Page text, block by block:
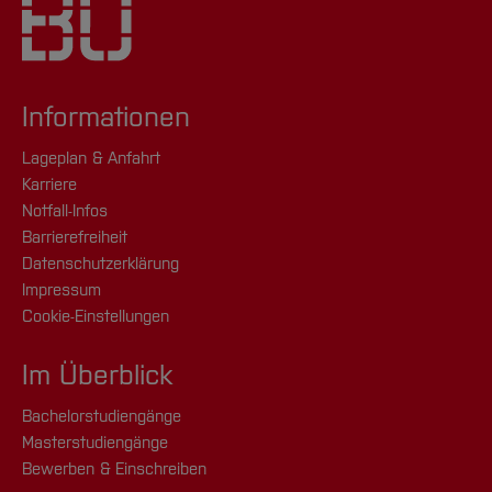
Informationen
Lageplan & Anfahrt
Karriere
Notfall-Infos
Barrierefreiheit
Datenschutzerklärung
Impressum
Cookie-Einstellungen
Im Überblick
Bachelorstudiengänge
Masterstudiengänge
Bewerben & Einschreiben